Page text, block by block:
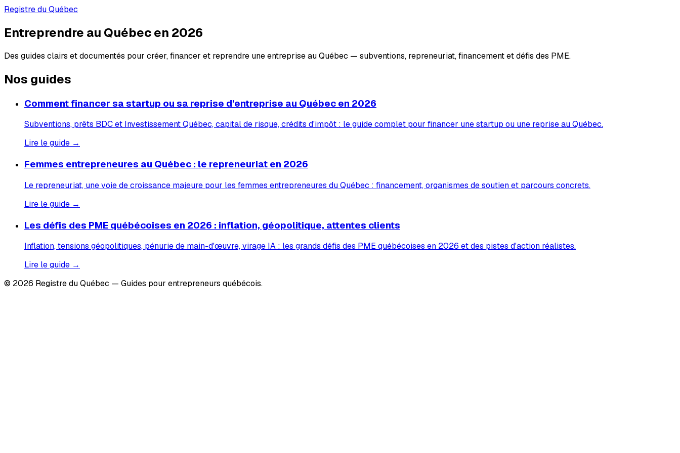
Registre du Québec
Entreprendre au Québec en 2026
Des guides clairs et documentés pour créer, financer et reprendre une entreprise au Québec — subventions, repreneuriat, financement et défis des PME.
Nos guides
Comment financer sa startup ou sa reprise d'entreprise au Québec en 2026
Subventions, prêts BDC et Investissement Québec, capital de risque, crédits d'impôt : le guide complet pour financer une startup ou une reprise au Québec.
Lire le guide →
Femmes entrepreneures au Québec : le repreneuriat en 2026
Le repreneuriat, une voie de croissance majeure pour les femmes entrepreneures du Québec : financement, organismes de soutien et parcours concrets.
Lire le guide →
Les défis des PME québécoises en 2026 : inflation, géopolitique, attentes clients
Inflation, tensions géopolitiques, pénurie de main-d'œuvre, virage IA : les grands défis des PME québécoises en 2026 et des pistes d'action réalistes.
Lire le guide →
© 2026 Registre du Québec — Guides pour entrepreneurs québécois.